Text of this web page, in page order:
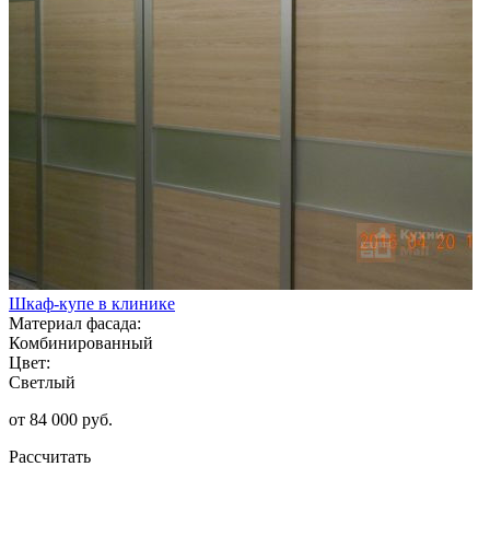
Шкаф-купе в клинике
Материал фасада:
Комбинированный
Цвет:
Светлый
от 84 000 руб.
Рассчитать